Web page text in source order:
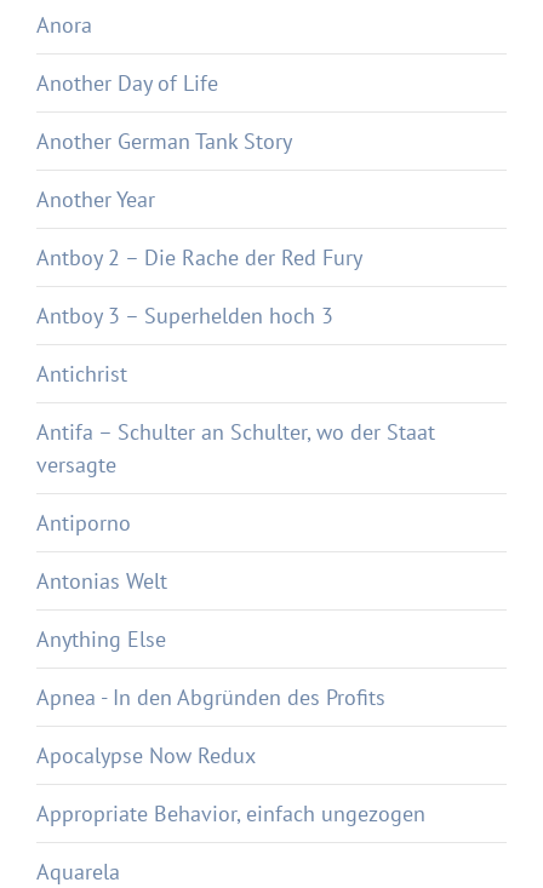
Anora
Another Day of Life
Another German Tank Story
Another Year
Antboy 2 – Die Rache der Red Fury
Antboy 3 – Superhelden hoch 3
Antichrist
Antifa – Schulter an Schulter, wo der Staat
versagte
Antiporno
Antonias Welt
Anything Else
Apnea - In den Abgründen des Profits
Apocalypse Now Redux
Appropriate Behavior, einfach ungezogen
Aquarela